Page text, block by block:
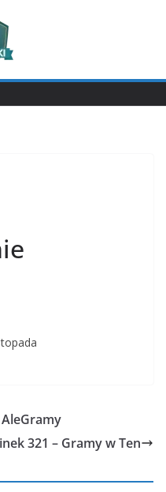
321 – Gramy w Ten